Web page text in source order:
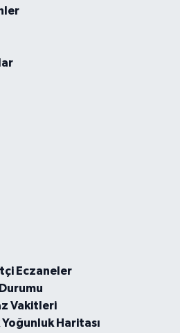
Eczaneler
Vakitleri
Haritası